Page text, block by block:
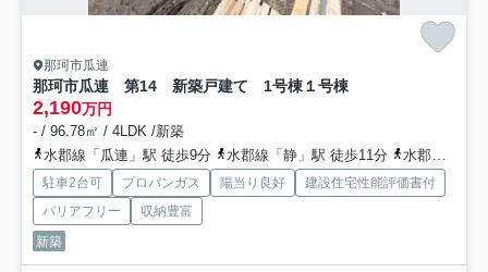
那珂市瓜連
那珂市瓜連 第14 新築戸建て 1号棟１号棟
2,190万円
- / 96.78㎡ / 4LDK /新築
水郡線「瓜連」駅 徒歩9分
水郡線「静」駅 徒歩11分 水郡線「常陸鴻巣」駅 徒歩55分
駐車2台可 プロパンガス 陽当り良好
建設住宅性能評価書付
バリアフリー
収納豊富
新築